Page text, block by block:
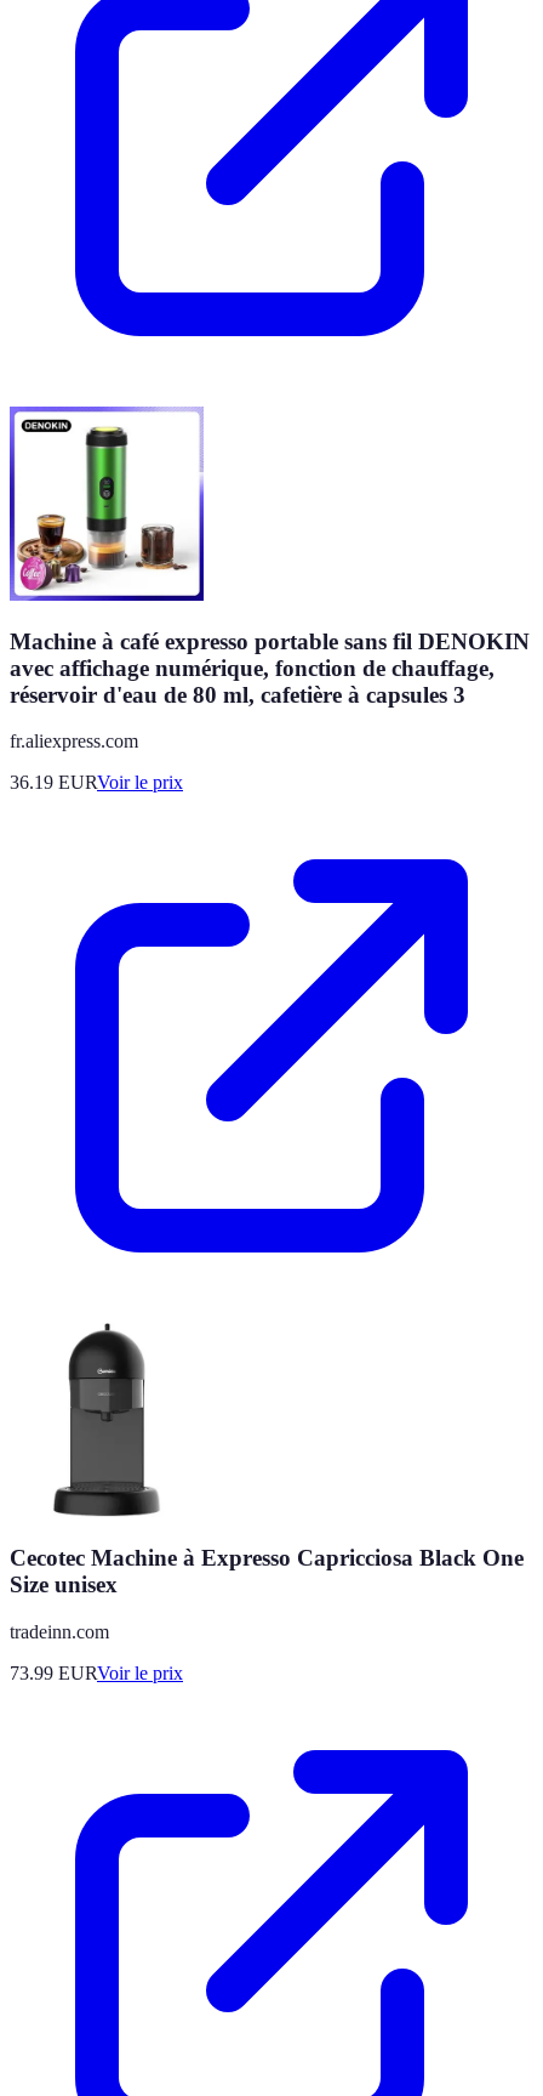
Machine à café expresso portable sans fil DENOKIN
avec affichage numérique, fonction de chauffage,
réservoir d'eau de 80 ml, cafetière à capsules 3
fr.aliexpress.com
36.19 EURVoir le prix
Cecotec Machine à Expresso Capricciosa Black One
Size unisex
tradeinn.com
73.99 EURVoir le prix